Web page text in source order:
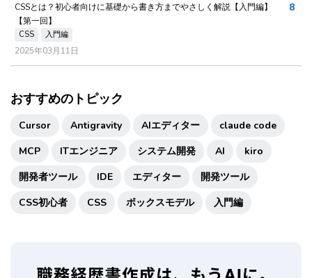
CSSとは？初心者向けに基礎から書き方までやさしく解説【入門編】
【第一回】
CSS 入門編
2025年03月11日
8
おすすめのトピック
Cursor Antigravity AIエディター
claude code
MCP
ITエンジニア システム開発 AI
kiro
開発者ツール
IDE エディター
開発ツール
CSS初心者
CSS ボックスモデル 入門編